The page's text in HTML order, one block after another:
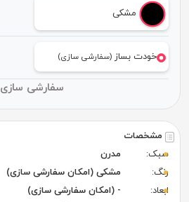
مشخصات
سبک:
مدرن
رنگ:
مشکی (امکان سفارشی سازی)
ابعاد:
- (امکان سفارشی سازی)
مشکی
خودت بساز(سفارشی سازی)
سفارشی سازی